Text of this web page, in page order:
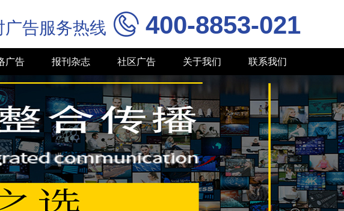
广告服务热线  400-8853-021
广告 报刊杂志 社区广告 关于我们 联系我们